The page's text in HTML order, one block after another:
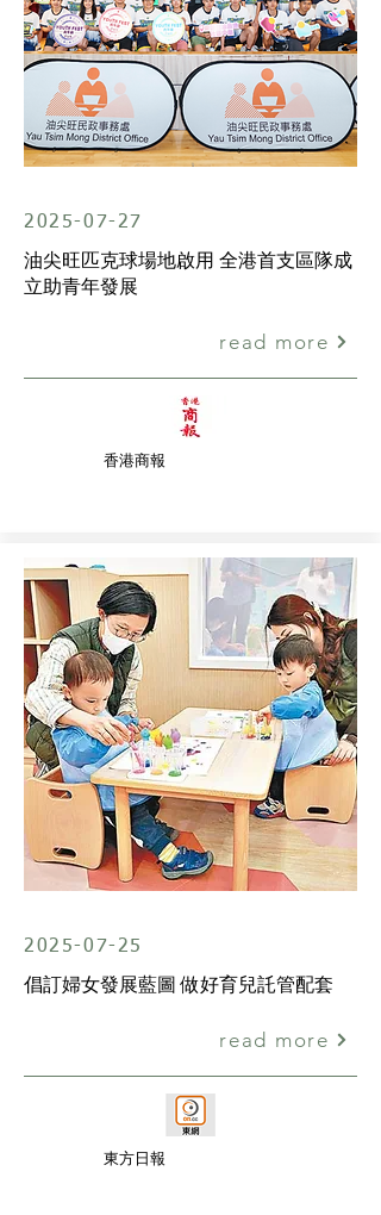
2025-07-27
油尖旺匹克球場地啟用 全港首支區隊成
立助青年發展
read more
香港商報
2025-07-25
倡訂婦女發展藍圖 做好育兒託管配套
read more
東方日報